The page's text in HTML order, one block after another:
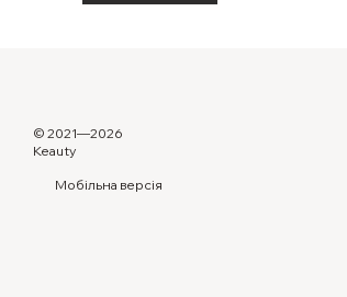
© 2021—2026
Keauty
Мобільна версія